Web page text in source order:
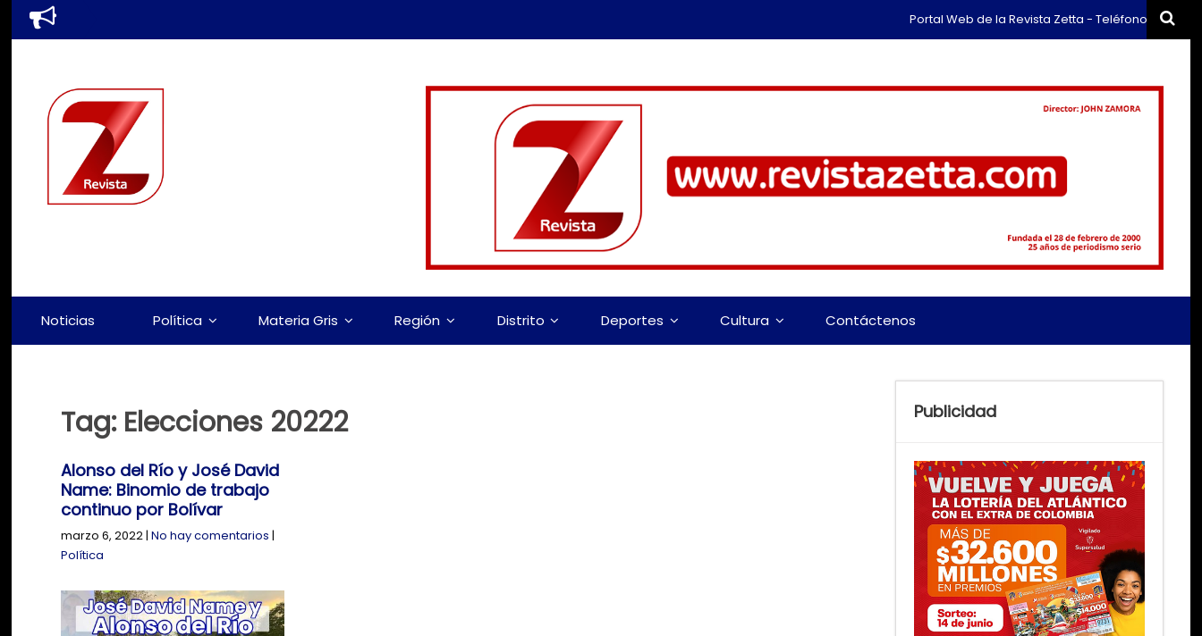
Portal Web de la Revista Zetta - Teléfono: (+57) 311
Noticias Política Materia Gris Región Distrito Deportes Cultura Contáctenos
Tag: Elecciones 20222
Alonso del Río y José David
Name: Binomio de trabajo
continuo por Bolívar
marzo 6, 2022 |No hay comentarios |
Política
Publicidad